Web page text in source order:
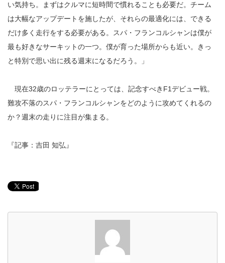
い気持ち。まずはクルマに短時間で慣れることも必要だ。チーム
は大幅なアップデートを施したが、それらの最適化には、できる
だけ多く走行をする必要がある。スパ・フランコルシャンは僕が
最も好きなサーキットの一つ。僕が育った場所からも近い。きっ
と特別で思い出に残る週末になるだろう。」
現在32歳のロッテラーにとっては、記念すべきF1デビュー戦。
難攻不落のスパ・フランコルシャンをどのように攻めてくれるの
か？週末の走りに注目が集まる。
『記事：吉田 知弘』